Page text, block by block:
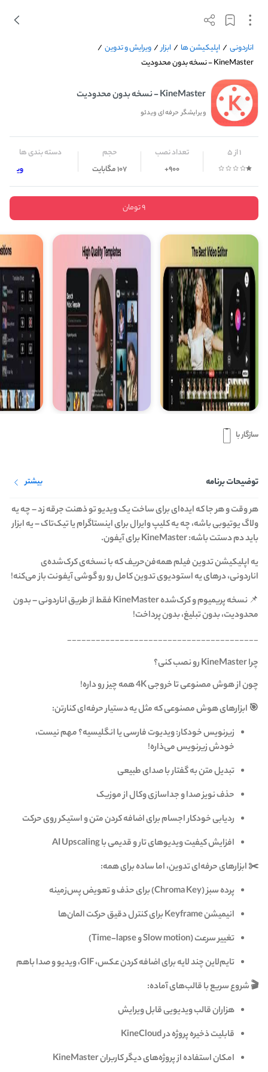
اناردونی / اپلیکیشن ها / ابزار /ویرایش و تدوین /
KineMaster - نسخه بدون محدودیت
KineMaster - نسخه بدون محدودیت
ویرایشگر حرفه‌ای ویدئو
1 از 5 تعداد نصب
900+
حجم
107 مگابایت
دسته بندی ها
ویرایش
9 تومان
سازگار با
توضیحات برنامه بیشتر
هر وقت و هر جا که ایده‌ای برای ساخت یک ویدیو تو ذهنت جرقه زد – چه یه
ولاگ یوتیوبی باشه، چه یه کلیپ وایرال برای اینستاگرام یا تیک‌تاک – یه ابزار
باید دم دستت باشه: KineMaster برای آیفون.
یه اپلیکیشن تدوین فیلم همه‌فن‌حریف که با نسخه‌ی کرک‌شده‌ی
اناردونی، درهای یه استودیوی تدوین کامل رو رو گوشی آیفونت باز می‌کنه!
📌 نسخه پریمیوم و کرک‌شده KineMaster فقط از طریق اناردونی – بدون
محدودیت، بدون تبلیغ، بدون پرداخت!
________________________________________
چرا KineMaster رو نصب کنی؟
چون از هوش مصنوعی تا خروجی 4K همه چیز رو داره!
🎯 ابزارهای هوش مصنوعی که مثل یه دستیار حرفه‌ای کنارتن:
زیرنویس خودکار: ویدیوت فارسی یا انگلیسیه؟ مهم نیست،
خودش زیرنویس می‌ذاره!
تبدیل متن به گفتار با صدای طبیعی
حذف نویز صدا و جداسازی وکال از موزیک
ردیابی خودکار اجسام برای اضافه کردن متن و استیکر روی حرکت
افزایش کیفیت ویدیوهای تار و قدیمی با AI Upscaling
✂️ ابزارهای حرفه‌ای تدوین، اما ساده برای همه:
پرده سبز (Chroma Key) برای حذف و تعویض پس‌زمینه
انیمیشن Keyframe برای کنترل دقیق حرکت المان‌ها
تغییر سرعت (Slow motion و Time-lapse)
تایم‌لاین چند لایه برای اضافه کردن عکس، GIF، ویدیو و صدا باهم
🎬 شروع سریع با قالب‌های آماده:
هزاران قالب ویدیویی قابل ویرایش
قابلیت ذخیره پروژه در KineCloud
امکان استفاده از پروژه‌های دیگر کاربران KineMaster